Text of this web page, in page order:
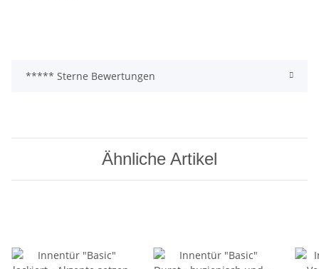
***** Sterne Bewertungen
Ähnliche Artikel